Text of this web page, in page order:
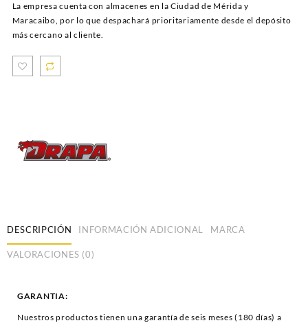
La empresa cuenta con almacenes en la Ciudad de Mérida y
Maracaibo, por lo que despachará prioritariamente desde el depósito
más cercano al cliente.
DESCRIPCIÓN INFORMACIÓN ADICIONAL MARCA
VALORACIONES (0)
GARANTIA:
Nuestros productos tienen una garantía de seis meses (180 días) a